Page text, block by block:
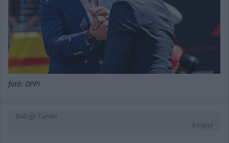
fotó: DPPI
Balogh Tamás
4 napja